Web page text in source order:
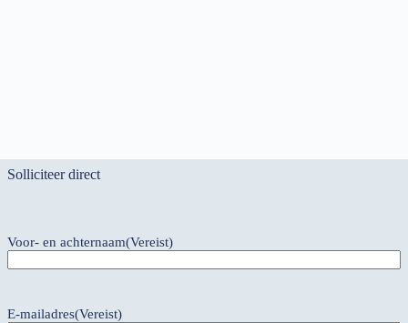
Solliciteer direct
Voor- en achternaam(Vereist)
E-mailadres(Vereist)